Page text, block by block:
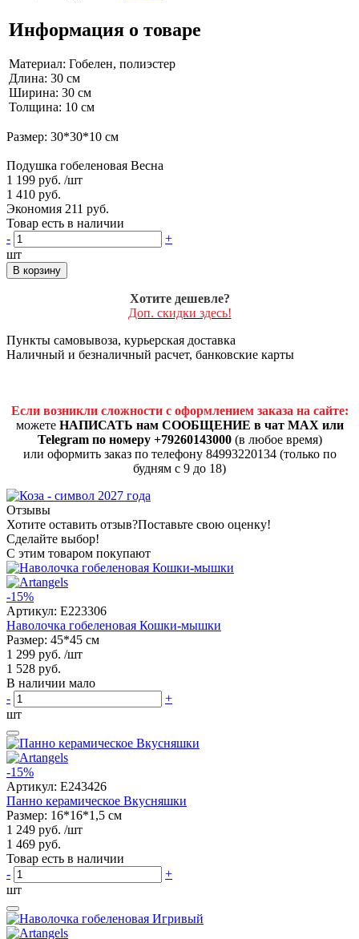
Информация о товаре
Материал: Гобелен, полиэстер
Длина: 30 см
Ширина: 30 см
Толщина: 10 см
Размер: 30*30*10 см
Подушка гобеленовая Весна
1 199 руб. /шт
1 410 руб.
Экономия 211 руб.
Товар есть в наличии
-
+
шт
В корзину
Хотите дешевле?
Доп. скидки здесь!
Пункты самовывоза, курьерская доставка
Наличный и безналичный расчет, банковские карты
Если возникли сложности с оформлением заказа на сайте:
можете НАПИСАТЬ нам СООБЩЕНИЕ в чат MAX или
Telegram по номеру +79260143000(в любое время)
или оформить заказ по телефону 84993220134 (только по
будням с 9 до 18)
Отзывы
Хотите оставить отзыв?Поставьте свою оценку!
Сделайте выбор!
С этим товаром покупают
-15%
Артикул: E223306
Наволочка гобеленовая Кошки-мышки
Размер: 45*45 см
1 299 руб. /шт
1 528 руб.
В наличии мало
-
+
шт
-15%
Артикул: E243426
Панно керамическое Вкусняшки
Размер: 16*16*1,5 см
1 249 руб. /шт
1 469 руб.
Товар есть в наличии
-
+
шт